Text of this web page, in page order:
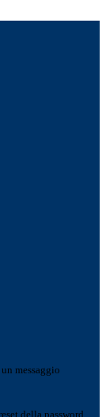
messaggio
della password